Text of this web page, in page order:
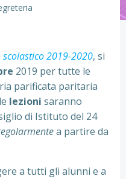
scolastico 2019-2020, si
2019 per tutte le
parificata paritaria
lezioni saranno
di Istituto del 24
a partire da
a tutti gli alunni e a